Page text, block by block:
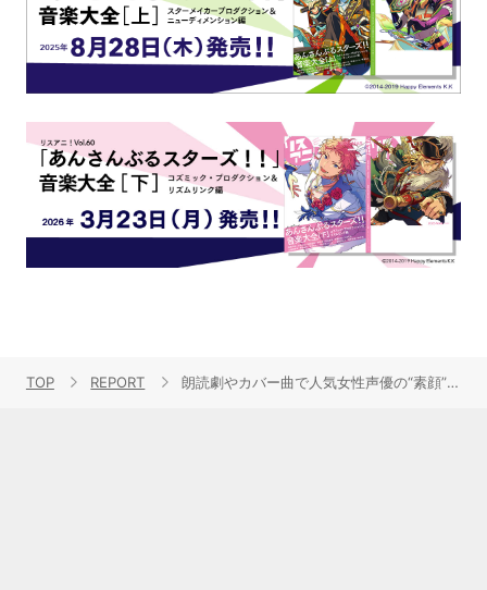
TOP REPORT 朗読劇やカバー曲で人気女性声優の“素顔”に迫るフェス“EJ My Girl Festival 2021”レポート！